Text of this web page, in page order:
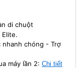
di chuột
Elite.
nhanh chóng - Trợ
máy lần 2: Chi tiết